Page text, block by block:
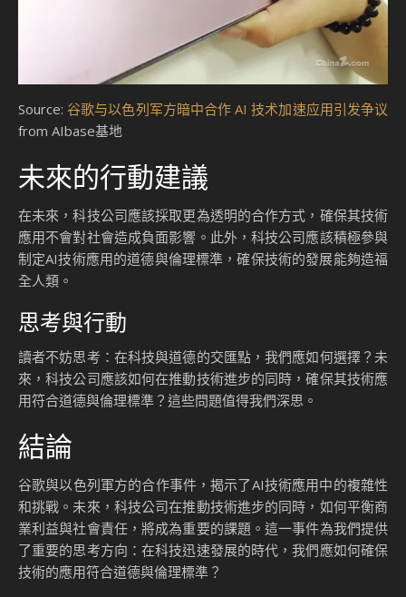
Source: 谷歌与以色列军方暗中合作 AI 技术加速应用引发争议
from AIbase基地
未來的行動建議
在未來，科技公司應該採取更為透明的合作方式，確保其技術
應用不會對社會造成負面影響。此外，科技公司應該積極參與
制定AI技術應用的道德與倫理標準，確保技術的發展能夠造福
全人類。
思考與行動
讀者不妨思考：在科技與道德的交匯點，我們應如何選擇？未
來，科技公司應該如何在推動技術進步的同時，確保其技術應
用符合道德與倫理標準？這些問題值得我們深思。
結論
谷歌與以色列軍方的合作事件，揭示了AI技術應用中的複雜性
和挑戰。未來，科技公司在推動技術進步的同時，如何平衡商
業利益與社會責任，將成為重要的課題。這一事件為我們提供
了重要的思考方向：在科技迅速發展的時代，我們應如何確保
技術的應用符合道德與倫理標準？